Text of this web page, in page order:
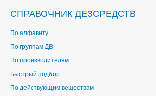
СПРАВОЧНИК ДЕЗСРЕДСТВ
По алфавиту
По группам ДВ
По производителям
Быстрый подбор
По действующим веществам